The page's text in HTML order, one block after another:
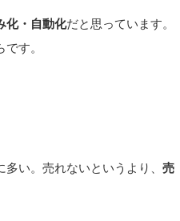
化・自動化だと思っています。
す。
い。売れないというより、 売